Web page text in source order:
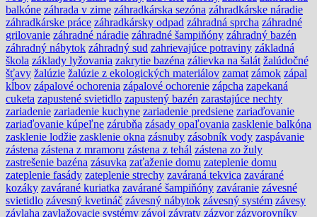
balkóne záhrada v zime záhradkárska sezóna záhradkárske náradie
záhradkárske práce záhradkársky odpad záhradná sprcha záhradné
grilovanie záhradné náradie záhradné šampiňóny záhradný bazén
záhradný nábytok záhradný sud zahrievajúce potraviny základná
škola základy lyžovania zakrytie bazéna zálievka na šalát žalúdočné
šťavy žalúzie žalúzie z ekologických materiálov zamat zámok zápal
kĺbov zápalové ochorenia zápalové ochorenie zápcha zapekaná
cuketa zapustené svietidlo zapustený bazén zarastajúce nechty
zariadenie zariadenie kuchyne zariadenie predsiene zariaďovanie
zariaďovanie kúpeľne zárubňa zásady opaľovania zasklenie balkóna
zasklenie lodžie zasklenie okna zásnuby zásobník vody zaspávanie
zástena zástena z mramoru zástena z tehál zástena zo žuly
zastrešenie bazéna zásuvka zaťaženie domu zateplenie domu
zateplenie fasády zateplenie strechy zaváraná tekvica zavárané
kozáky zavárané kuriatka zavárané šampiňóny zaváranie závesné
svietidlo závesný kvetináč závesný nábytok závesný systém závesy
závlaha zavlažovacie systémy závoj závraty zázvor zázvorovníky